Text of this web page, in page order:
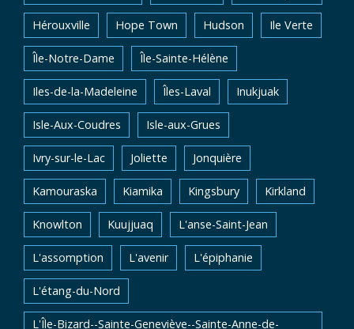
Hérouxville Hope Town Hudson Ile Verte
Île-Notre-Dame Île-Sainte-Hélène
Iles-de-la-Madeleine Îles-Laval Inukjuak
Isle-Aux-Coudres Isle-aux-Grues
Ivry-sur-le-Lac Joliette Jonquière
Kamouraska Kiamika Kingsbury Kirkland
Knowlton Kuujjuaq L'anse-Saint-Jean
L'assomption L'avenir L'épiphanie
L'étang-du-Nord
L'Île-Bizard--Sainte-Geneviève--Sainte-Anne-de-